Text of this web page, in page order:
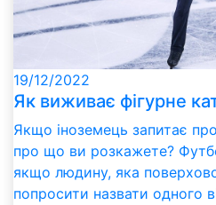
19/12/2022
Як виживає фігурне
Якщо іноземець запитає
про що ви розкажете?
якщо людину, яка
попросити назвати одного